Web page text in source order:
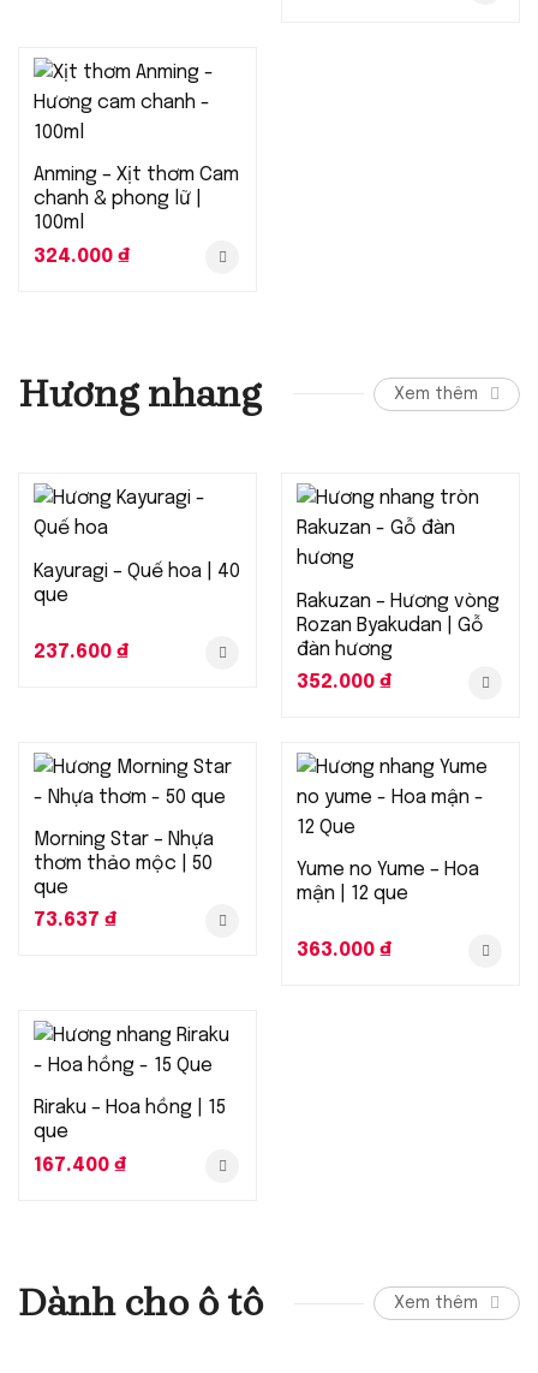
Anming – Xịt thơm Cam
chanh & phong lữ |
100ml
324.000 ₫
Hương nhang Xem thêm
Kayuragi – Quế hoa | 40
que
237.600 ₫
Rakuzan – Hương vòng
Rozan Byakudan | Gỗ
đàn hương
352.000 ₫
Morning Star – Nhựa
thơm thảo mộc | 50
que
73.637 ₫
Yume no Yume – Hoa
mận | 12 que
363.000 ₫
Riraku – Hoa hồng | 15
que
167.400 ₫
Dành cho ô tô Xem thêm